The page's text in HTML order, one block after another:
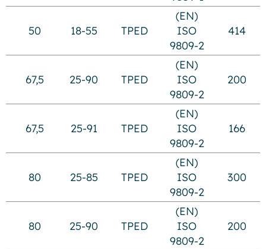
50 18-55 TPED
(EN)
ISO
9809-2
414
67,5 25-90 TPED
(EN)
ISO
9809-2
200
67,5 25-91 TPED
(EN)
ISO
9809-2
166
80 25-85 TPED
(EN)
ISO
9809-2
300
80 25-90 TPED
(EN)
ISO
9809-2
200